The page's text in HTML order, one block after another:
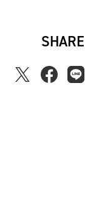
SHARE